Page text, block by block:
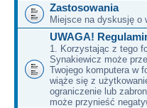
Zastosowania
Miejsce na dyskusję o
UWAGA!
1. Korzystając z tego
Synakiewicz może
Twojego komputera w
wiąże się z
ograniczenie lub
może przynieść